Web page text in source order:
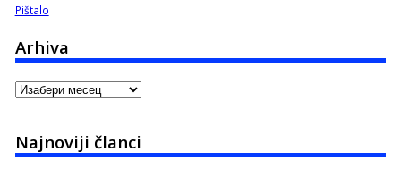
Pištalo
Arhiva
Arhiva
Najnoviji članci